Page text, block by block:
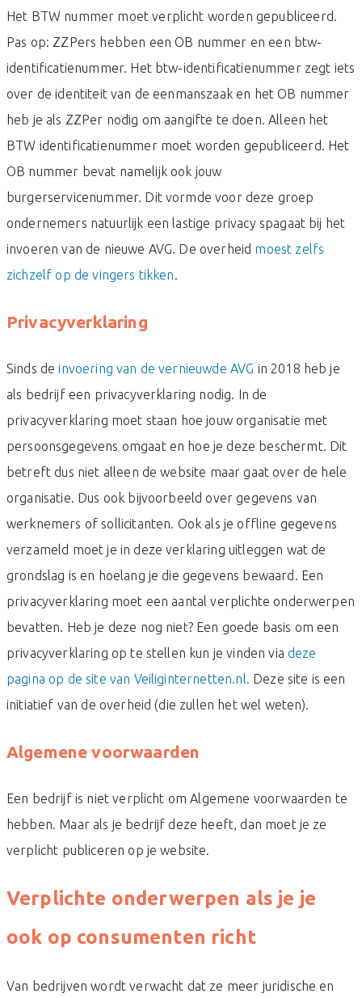
Het BTW nummer moet verplicht worden gepubliceerd.
Pas op: ZZPers hebben een OB nummer en een btw-
identificatienummer. Het btw-identificatienummer zegt iets
over de identiteit van de eenmanszaak en het OB nummer
heb je als ZZPer nodig om aangifte te doen. Alleen het
BTW identificatienummer moet worden gepubliceerd. Het
OB nummer bevat namelijk ook jouw
burgerservicenummer. Dit vormde voor deze groep
ondernemers natuurlijk een lastige privacy spagaat bij het
invoeren van de nieuwe AVG. De overheid moest zelfs
zichzelf op de vingers tikken.
Privacyverklaring
Sinds de invoering van de vernieuwde AVG in 2018 heb je
als bedrijf een privacyverklaring nodig. In de
privacyverklaring moet staan hoe jouw organisatie met
persoonsgegevens omgaat en hoe je deze beschermt. Dit
betreft dus niet alleen de website maar gaat over de hele
organisatie. Dus ook bijvoorbeeld over gegevens van
werknemers of sollicitanten. Ook als je offline gegevens
verzameld moet je in deze verklaring uitleggen wat de
grondslag is en hoelang je die gegevens bewaard. Een
privacyverklaring moet een aantal verplichte onderwerpen
bevatten. Heb je deze nog niet? Een goede basis om een
privacyverklaring op te stellen kun je vinden viadeze
pagina op de site van Veiliginternetten.nl. Deze site is een
initiatief van de overheid (die zullen het wel weten).
Algemene voorwaarden
Een bedrijf is niet verplicht om Algemene voorwaarden te
hebben. Maar als je bedrijf deze heeft, dan moet je ze
verplicht publiceren op je website.
Verplichte onderwerpen als je je
ook op consumenten richt
Van bedrijven wordt verwacht dat ze meer juridische en